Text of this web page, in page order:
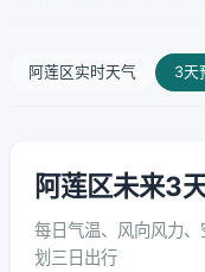
阿莲区实时天气 3天
阿莲区未来3
每日气温、风向风力
划三日出行